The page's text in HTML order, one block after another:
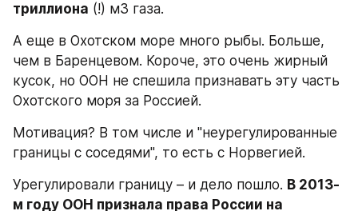
триллиона (!) м3 газа.
А еще в Охотском море много рыбы. Больше,
чем в Баренцевом. Короче, это очень жирный
кусок, но ООН не спешила признавать эту часть
Охотского моря за Россией.
Мотивация? В том числе и "неурегулированные
границы с соседями", то есть с Норвегией.
Урегулировали границу – и дело пошло. В 2013-
м году ООН признала права России на